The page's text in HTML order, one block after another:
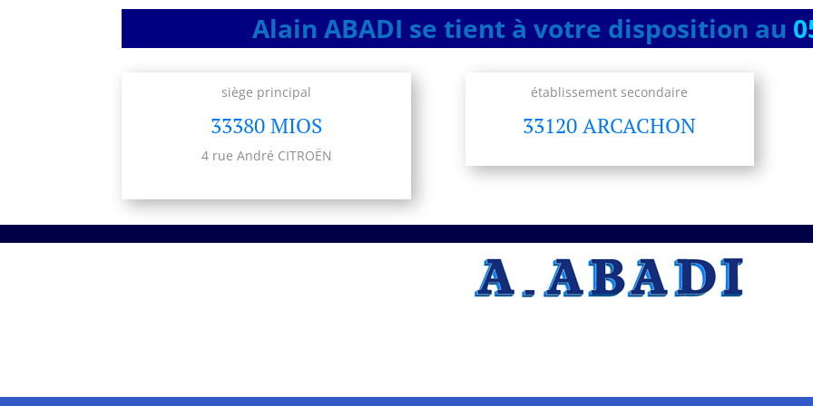
Alain ABADI se tient à votre disposition au
siège principal
33380 MIOS
4 rue André CITROËN
établissement secondaire
33120 ARCACHON
A.ABADI Entreprise
professionnelle Artisan –
Ravalement de façade maison, l’entreprise